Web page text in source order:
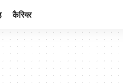
कैरियर